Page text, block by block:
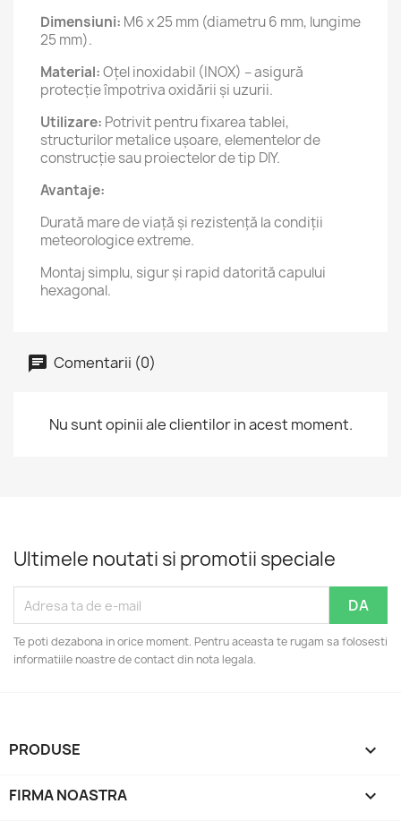
Dimensiuni: M6 x 25 mm (diametru 6 mm, lungime
25 mm).
Material:Oțel inoxidabil (INOX) – asigură
protecție împotriva oxidării și uzurii.
Utilizare: Potrivit pentru fixarea tablei,
structurilor metalice ușoare, elementelor de
construcție sau proiectelor de tip DIY.
Avantaje:
Durată mare de viață și rezistență la condiții
meteorologice extreme.
Montaj simplu, sigur și rapid datorită capului
hexagonal.
Comentarii (0)
Nu sunt opinii ale clientilor in acest moment.
Ultimele noutati si promotii speciale
Te poti dezabona in orice moment. Pentru aceasta te rugam sa folosesti
informatiile noastre de contact din nota legala.
PRODUSE 
FIRMA NOASTRA 